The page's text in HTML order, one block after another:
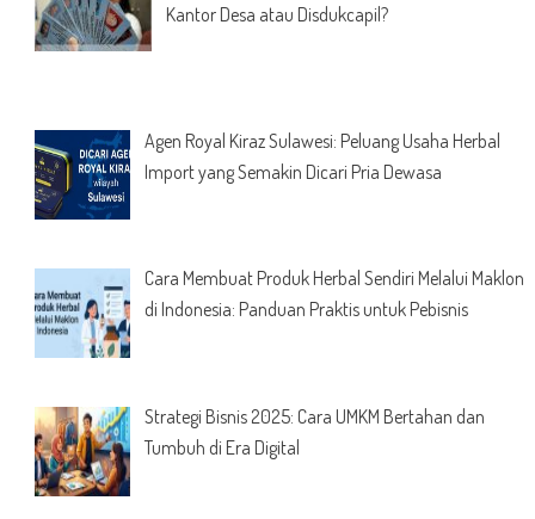
Kantor Desa atau Disdukcapil?
Agen Royal Kiraz Sulawesi: Peluang Usaha Herbal
Import yang Semakin Dicari Pria Dewasa
Cara Membuat Produk Herbal Sendiri Melalui Maklon
di Indonesia: Panduan Praktis untuk Pebisnis
Strategi Bisnis 2025: Cara UMKM Bertahan dan
Tumbuh di Era Digital